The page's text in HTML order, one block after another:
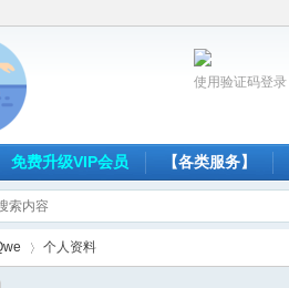
使用验证码登录
免费升级VIP会员 【各类服务】
个人资料